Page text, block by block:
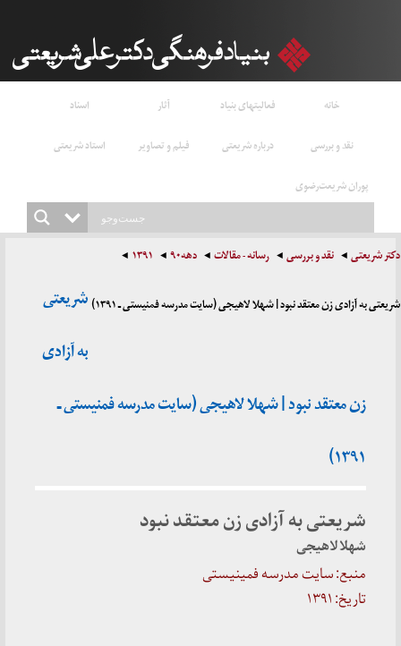
خانه فعالیتهای بنیاد آثار
اسناد
نقد و بررسی
درباره شریعتی فیلم و تصاویر
استاد شریعتی
پوران شریعت‌رضوی
دکتر شریعتی نقد و بررسی رسانه - مقالات دهه۹۰ ۱۳۹۱
شریعتی به آزادی زن معتقد نبود | شهلا لاهیجی (سایت مدرسه فمنیستی ـ ۱۳۹۱)
شریعتی
به آزادی
زن معتقد نبود | شهلا لاهیجی (سایت مدرسه فمنیستی ـ
۱۳۹۱)
شریعتی به آزادی زن معتقد نبود
شهلا لاهیجی
منبع: سایت مدرسه فمینیستی
تاریخ: ۱۳۹۱